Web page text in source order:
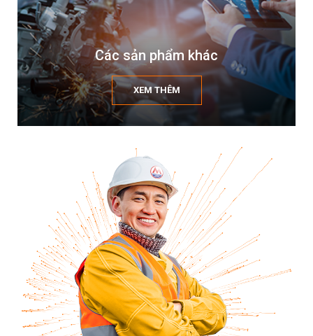
Các sản phẩm khác
XEM THÊM